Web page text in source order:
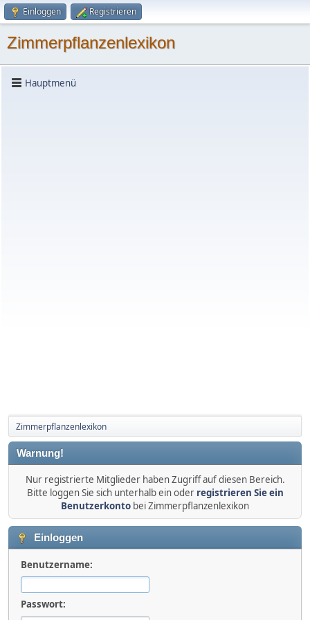
Einloggen Registrieren
Zimmerpflanzenlexikon
Hauptmenü
Zimmerpflanzenlexikon
Warnung!
Nur registrierte Mitglieder haben Zugriff auf diesen Bereich.
Bitte loggen Sie sich unterhalb ein oder registrieren Sie ein
Benutzerkonto bei Zimmerpflanzenlexikon
Einloggen
Benutzername:
Passwort: